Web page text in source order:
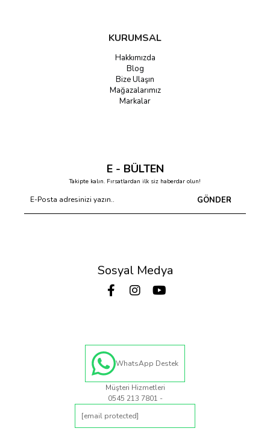
KURUMSAL
Hakkımızda
Blog
Bize Ulaşın
Mağazalarımız
Markalar
E - BÜLTEN
Takipte kalın. Fırsatlardan ilk siz haberdar olun!
GÖNDER
Sosyal Medya
WhatsApp Destek
Müşteri Hizmetleri
0545 213 7801 -
[email protected]